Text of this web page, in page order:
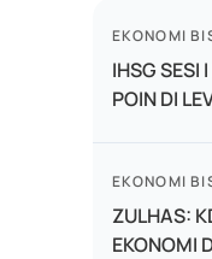
EKONOMI
IHSG SESI
POIN DI
EKONOMI
ZULHAS:
EKONOMI